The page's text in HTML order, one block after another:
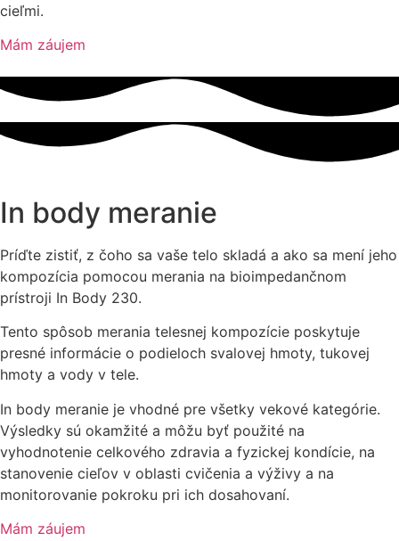
cieľmi.
Mám záujem
In body meranie
Príďte zistiť, z čoho sa vaše telo skladá a ako sa mení jeho
kompozícia pomocou merania na bioimpedančnom
prístroji In Body 230.
Tento spôsob merania telesnej kompozície poskytuje
presné informácie o podieloch svalovej hmoty, tukovej
hmoty a vody v tele.
In body meranie je vhodné pre všetky vekové kategórie.
Výsledky sú okamžité a môžu byť použité na
vyhodnotenie celkového zdravia a fyzickej kondície, na
stanovenie cieľov v oblasti cvičenia a výživy a na
monitorovanie pokroku pri ich dosahovaní.
Mám záujem